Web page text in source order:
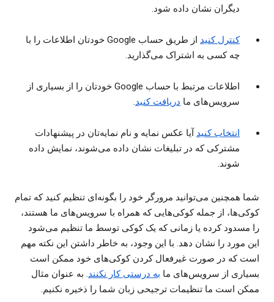
دیگران نشان داده شود.
کنترل کنید
از طریق حساب Google خودتان اطلاعات را با
چه کسی به اشتراک می‌گذارید.
اطلاعات مرتبط با حساب Google خودتان را از بسیاری از
سرویس‌های ما دریافت کنید.
انتخاب کنید آیا عکس نمایه و نام نمایه‌تان در پیشنهادات
مشترکی که در تبلیغات نشان داده می‌شوند، نمایش داده
شوند.
شما همچنین می‌توانید مرورگر خود را بگونه‌ای تنظیم کنید که تمام
کوکی‌ها، از جمله کوکی‌هایی که همراه با سرویس‌های ما هستند،
را مسدود کرده یا زمانی که یک کوکی توسط ما تنظیم می‌شود
این مورد را نشان دهد. با این وجود، به خاطر داشتن این نکته مهم
است که در صورت غیرفعال کردن کوکی‌های خود ممکن است
بسیاری از سرویس‌های ما به درستی کار نکنند. به عنوان مثال
ممکن است ما تنظیمات ترجیحی زبان شما را ذخیره نکنیم.